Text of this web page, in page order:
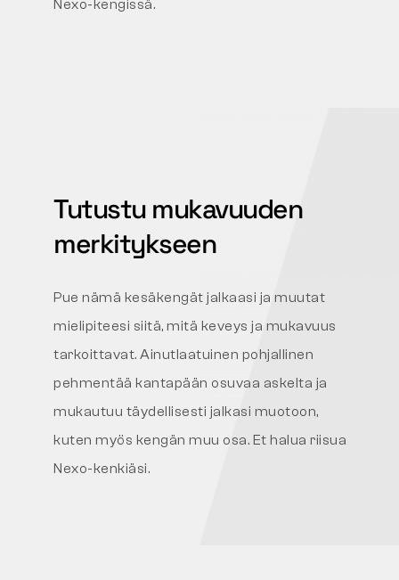
Nexo-kengissä.
Tutustu mukavuuden
merkitykseen
Pue nämä kesäkengät jalkaasi ja muutat
mielipiteesi siitä, mitä keveys ja mukavuus
tarkoittavat. Ainutlaatuinen pohjallinen
pehmentää kantapään osuvaa askelta ja
mukautuu täydellisesti jalkasi muotoon,
kuten myös kengän muu osa. Et halua riisua
Nexo-kenkiäsi.